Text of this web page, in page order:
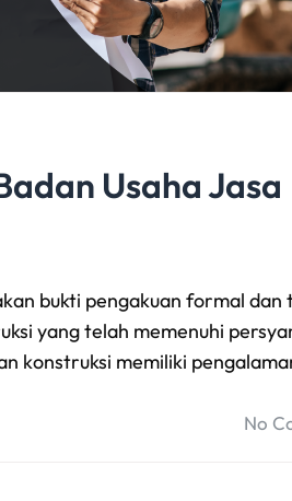
Usaha Jasa
bukti pengakuan formal dan
yang telah memenuhi
konstruksi memiliki
No